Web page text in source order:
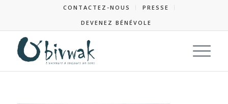
CONTACTEZ-NOUS
PRESSE
DEVENEZ BÉNÉVOLE